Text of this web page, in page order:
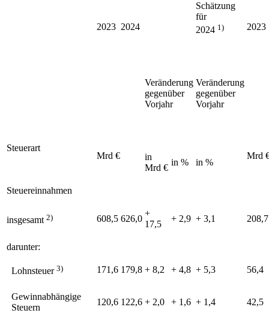
Steuerart
Schätzung
für
2024 1)
2023 2024 2023
Mrd €
Veränderung
gegenüber
Vorjahr
Veränderung
gegenüber
Vorjahr
Mrd
in
Mrd €
in % in %
Steuereinnahmen
insgesamt 2) 608,5 626,0
+
17,5
+ 2,9 + 3,1 208,7
darunter:
Lohnsteuer 3) 171,6 179,8 + 8,2 + 4,8 + 5,3 56,4
Gewinnabhängige
Steuern
120,6 122,6 + 2,0 + 1,6 + 1,4 42,5